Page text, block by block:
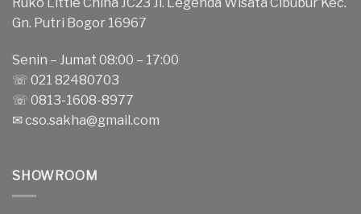
Gn. Putri Bogor 16967
Senin – Jumat 08:00 – 17:00
☏ 021 82480703
☏ 0813-1608-8977
✉cso.sakha@gmail.com
SHOWROOM